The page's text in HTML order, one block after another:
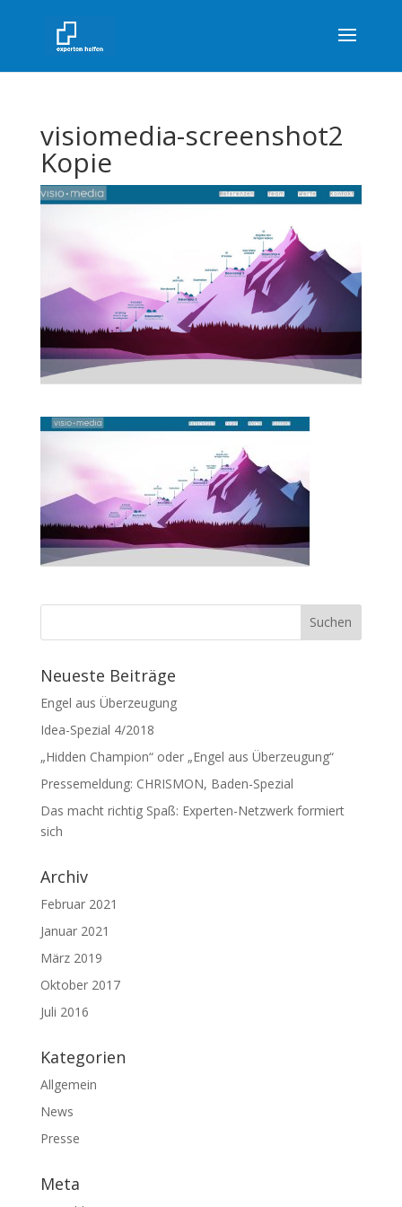
visiomedia-screenshot2
Kopie
Neueste Beiträge
Engel aus Überzeugung
Idea-Spezial 4/2018
„Hidden Champion“ oder „Engel aus Überzeugung“
Pressemeldung: CHRISMON, Baden-Spezial
Das macht richtig Spaß: Experten-Netzwerk formiert
sich
Archiv
Februar 2021
Januar 2021
März 2019
Oktober 2017
Juli 2016
Kategorien
Allgemein
News
Presse
Meta